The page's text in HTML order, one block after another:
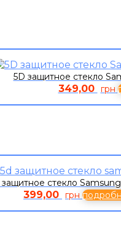
5D защитное стекло
349,00 грн
защитное стекло Samsung
399,00 грн